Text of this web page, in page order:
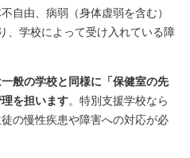
自由、病弱（身体虚弱を含む）
、学校によって受け入れている障
般の学校と同様に「保健室の先
を担います。特別支援学校なら
の慢性疾患や障害への対応が必